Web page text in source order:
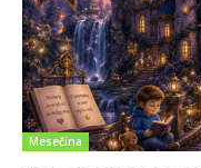
Mesečina